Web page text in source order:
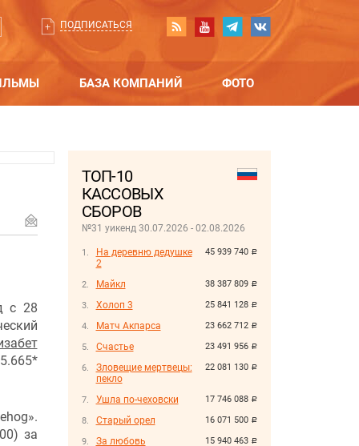
ПОДПИСАТЬСЯ
БАЗА КОМПАНИЙ ФОТО
ТОП-10
КАССОВЫХ
СБОРОВ
№31 уикенд 30.07.2026 - 02.08.2026
45 939 740 руб.
На деревню дедушке
2
38 387 809 руб.
Майкл
25 841 128 руб.
Холоп 3
23 662 712 руб.
Матч Акпарса
23 491 956 руб.
Счастье
22 081 130 руб.
Зловещие мертвецы:
пекло
17 746 088 руб.
Ушла по-чеховски
16 071 500 руб.
Старый орел
15 940 463 руб.
За любовь
с 28
за